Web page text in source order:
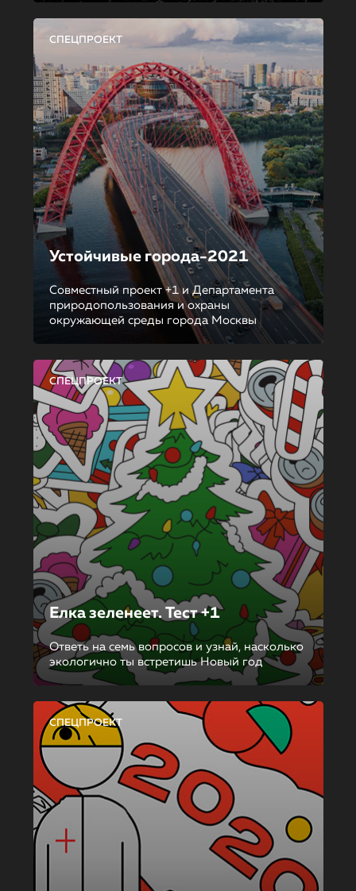
СПЕЦПРОЕКТ
Устойчивые города-2021
Совместный проект +1 и Департамента
природопользования и охраны
окружающей среды города Москвы
СПЕЦПРОЕКТ
Елка зеленеет. Тест +1
Ответь на семь вопросов и узнай, насколько
экологично ты встретишь Новый год
СПЕЦПРОЕКТ